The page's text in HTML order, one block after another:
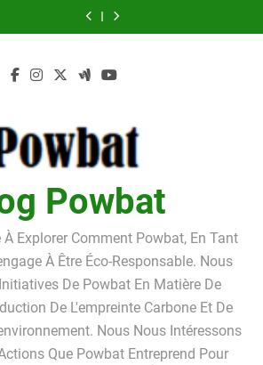
tarifs, avantages
pour l’achat d’un
Linkavista 2026 :
avis complet,
détaillés
Powbat
À Explorer Comment Powbat, En Tant
À Être Éco-Responsable. Nous
De Powbat En Matière De
De L'empreinte Carbone Et De
Nous Nous Intéressons
Que Powbat Entreprend Pour